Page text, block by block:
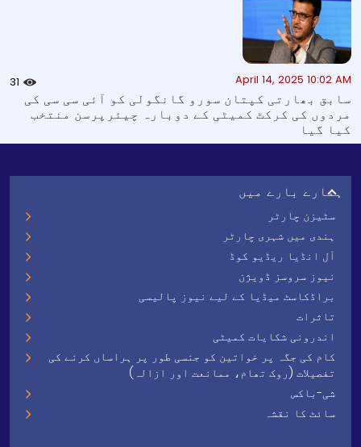
April 14, 2025 10:02 AM
31
سابق بھارتی کپتان سورو گانگولی کو آئی سی سی کی
مردوں کی کرکٹ کمیٹی کے دوبارہ چیئرپرسن منتخب
کیا گیا
ہمارے بارے میں
سٹیزن چارٹر
ہندی میں شہری چارٹر
آل انڈیا ریڈیو کوڈ
نیوز سروسز ڈویژن
براڈکاسٹ میڈیا کے لیے نیوز پالیسی
تاثرات
اندرونی شکایات کمیٹی
کام کی جگہ پر خواتین کو جنسی طور پر ہراساں کرنے کی
تفصیلات (روک تھام، ممانعت اور ازالہ)
شی-باکس
سائٹ کا نقشہ